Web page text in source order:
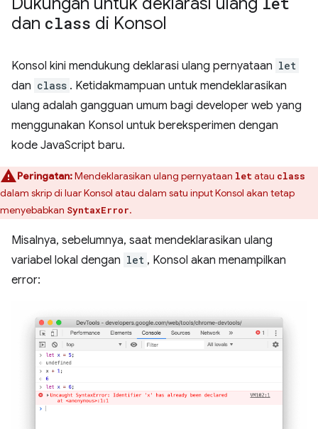
dan class di Konsol
Konsol kini mendukung deklarasi ulang pernyataan let
dan class . Ketidakmampuan untuk mendeklarasikan
ulang adalah gangguan umum bagi developer web yang
menggunakan Konsol untuk bereksperimen dengan
kode JavaScript baru.
Peringatan:Mendeklarasikan ulang pernyataan let atau class
dalam skrip di luar Konsol atau dalam satu input Konsol akan tetap
menyebabkan SyntaxError.
Misalnya, sebelumnya, saat mendeklarasikan ulang
variabel lokal dengan let , Konsol akan menampilkan
error: